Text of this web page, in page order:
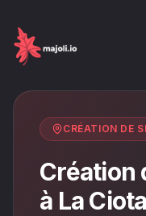
CRÉATION DE
Création
à La